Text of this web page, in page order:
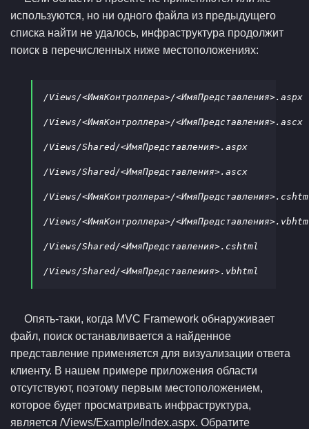
используются, но ни одного файла из предыдущего
списка найти не удалось, инфраструктура продолжит
поиск в перечисленных ниже местоположениях:
/Views/<ИмяКонтроллера>/<ИмяПредставления>.aspx
/Views/<ИмяКонтроллера>/<ИмяПредставления>.ascx
/Views/Shared/<ИмяПредставления>.aspx
/Views/Shared/<ИмяПредставления>.ascx
/Views/<ИмяКонтроллера>/
/Views/<ИмяКонтроллера>/
/Views/Shared/<ИмяПредставления>.cshtml
Опять-таки, когда MVC Framework обнаруживает
файл, поиск останавливается а найденное
представление применяется для визуализации ответа
клиенту. В нашем примере приложения области
отсутствуют, поэтому первым местоположением,
которое будет просматривать инфраструктура,
является /Views/Example/Index.aspx. Обратите